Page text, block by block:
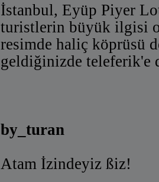
İstanbul, Eyüp Piyer
turistlerin büyük ilgisi
resimde haliç köprüsü
geldiğinizde teleferik'e
by_turan
Atam İzindeyiz ßiz!